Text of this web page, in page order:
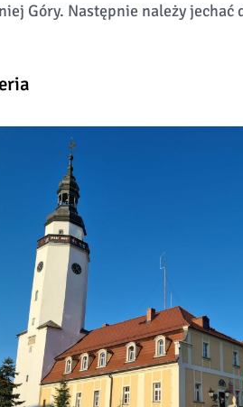
Góry. Następnie należy